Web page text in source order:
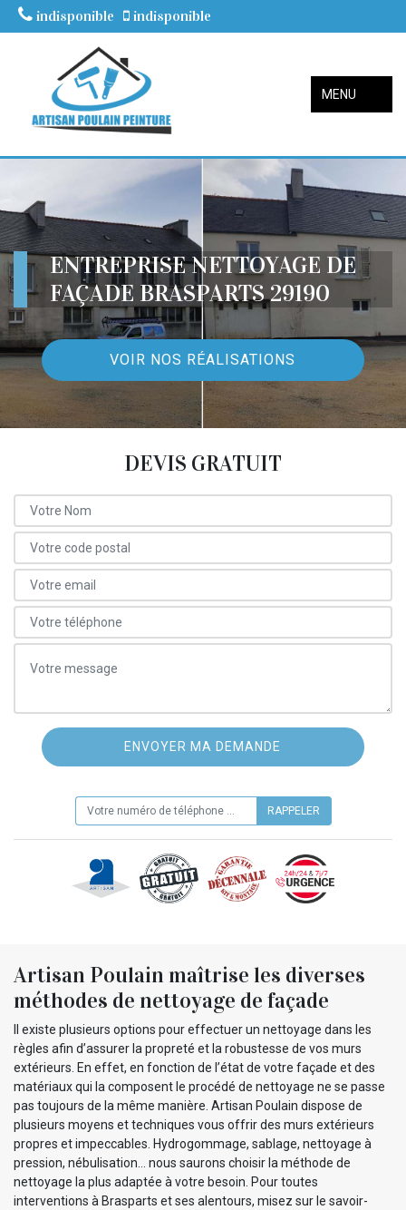
indisponible indisponible
MENU
ENTREPRISE NETTOYAGE DE
FAÇADE BRASPARTS 29190
VOIR NOS RÉALISATIONS
DEVIS GRATUIT
Artisan Poulain maîtrise les diverses
méthodes de nettoyage de façade
Il existe plusieurs options pour effectuer un nettoyage dans les
règles afin d’assurer la propreté et la robustesse de vos murs
extérieurs. En effet, en fonction de l’état de votre façade et des
matériaux qui la composent le procédé de nettoyage ne se passe
pas toujours de la même manière. Artisan Poulain dispose de
plusieurs moyens et techniques vous offrir des murs extérieurs
propres et impeccables. Hydrogommage, sablage, nettoyage à
pression, nébulisation… nous saurons choisir la méthode de
nettoyage la plus adaptée à votre besoin. Pour toutes
interventions à Brasparts et ses alentours, misez sur le savoir-